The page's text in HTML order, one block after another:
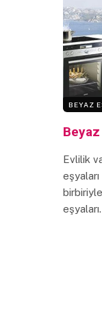
BEYAZ
Evlilik